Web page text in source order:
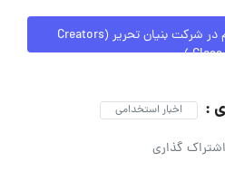
لیست آگهی‌های استخدام در شرکت بنیان تحریر (Creators
Class )
: اخبار استخدامی
اشتراک گذاری